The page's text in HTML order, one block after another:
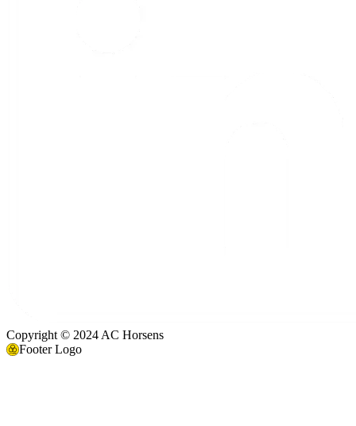
Copyright © 2024 AC Horsens
Footer Logo